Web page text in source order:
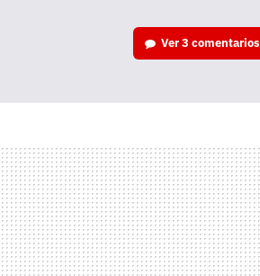
Ver3 comentarios